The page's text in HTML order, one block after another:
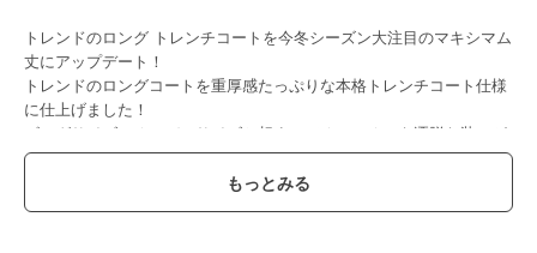
トレンドのロング トレンチコートを今冬シーズン大注目のマキシマム
丈にアップデート！
トレンドのロングコートを重厚感たっぷりな本格トレンチコート仕様
に仕上げました！
ビッグサイズ・オーバーサイズと相まってオン・オフも洒脱な装いが
可能に！
重厚なコートのディテールが随所に詰まった使った本格的な一着で
す！